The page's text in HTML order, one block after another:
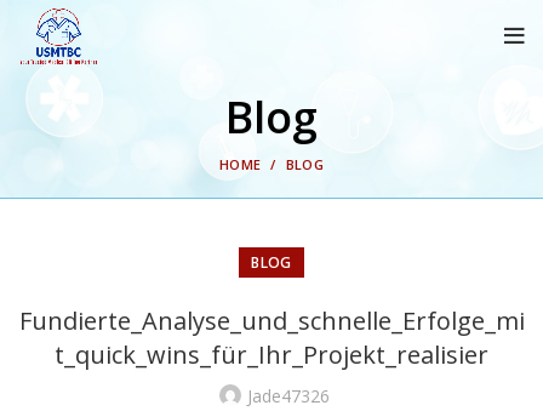
Blog
HOME BLOG
BLOG
Fundierte_Analyse_und_schnelle_Erfolge_mi
t_quick_wins_für_Ihr_Projekt_realisier
Jade47326